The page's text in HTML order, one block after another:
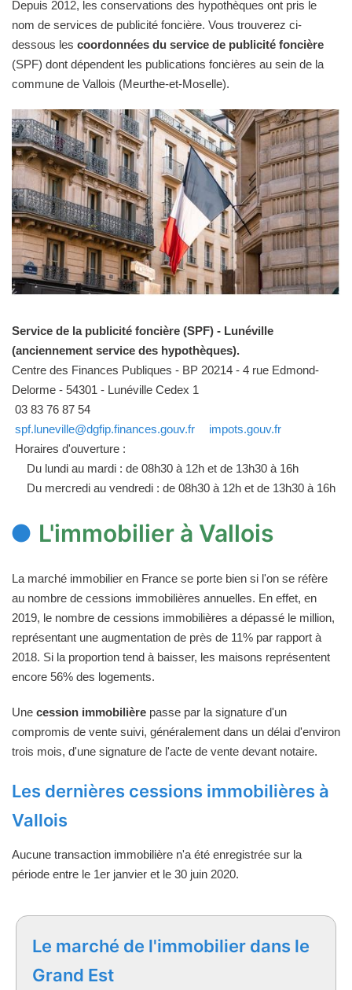
Depuis 2012, les conservations des hypothèques ont pris le
nom de services de publicité foncière. Vous trouverez ci-
dessous les coordonnées du service de publicité foncière
(SPF) dont dépendent les publications foncières au sein de la
commune de Vallois (Meurthe-et-Moselle).
Service de la publicité foncière (SPF) - Lunéville
(anciennement service des hypothèques).
Centre des Finances Publiques - BP 20214 - 4 rue Edmond-
Delorme - 54301 - Lunéville Cedex 1
03 83 76 87 54
spf.luneville@dgfip.finances.gouv.fr
impots.gouv.fr
Horaires d'ouverture :
Du lundi au mardi : de 08h30 à 12h et de 13h30 à 16h
Du mercredi au vendredi : de 08h30 à 12h et de 13h30 à 16h
L'immobilier à Vallois
La marché immobilier en France se porte bien si l'on se réfère
au nombre de cessions immobilières annuelles. En effet, en
2019, le nombre de cessions immobilières a dépassé le million,
représentant une augmentation de près de 11% par rapport à
2018. Si la proportion tend à baisser, les maisons représentent
encore 56% des logements.
Une cession immobilière passe par la signature d'un
compromis de vente suivi, généralement dans un délai d'environ
trois mois, d'une signature de l'acte de vente devant notaire.
Les dernières cessions immobilières à
Vallois
Aucune transaction immobilière n'a été enregistrée sur la
période entre le 1er janvier et le 30 juin 2020.
Le marché de l'immobilier dans le
Grand Est